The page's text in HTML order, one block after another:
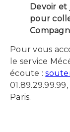
Devoir et
pour
Pour vous
le service
écoute :
Paris.